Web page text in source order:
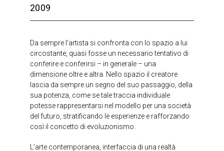
2009
Da sempre l’artista si confronta con lo spazio a lui
circostante, quasi fosse un necessario tentativo di
conferire e conferirsi – in generale – una
dimensione oltre e altra. Nello spazio il creatore
lascia da sempre un segno del suo passaggio, della
sua potenza, come se tale traccia individuale
potesse rappresentarsi nel modello per una società
del futuro, stratificando le esperienze e rafforzando
così il concetto di evoluzionismo.
L’arte contemporanea, interfaccia di una realtà